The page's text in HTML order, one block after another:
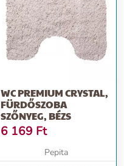
WC PREMIUM CRYSTAL,
FÜRDŐSZOBA
SZŐNYEG, BÉZS
6 169 Ft
Pepita